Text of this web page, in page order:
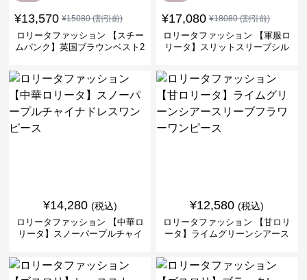
¥13,570 ¥15080(割引前)
ロリータファッション 【スチー
ムパンク】英国ブラウンベスト2
¥17,080 ¥18080(割引前)
ロリータファッション 【軍服ロ
リータ】スリットスリーブシル
¥14,280 (税込)
ロリータファッション 【中華ロ
リータ】スノーパープルチャイ
¥12,580 (税込)
ロリータファッション 【甘ロリ
ータ】ライムグリーンシアース